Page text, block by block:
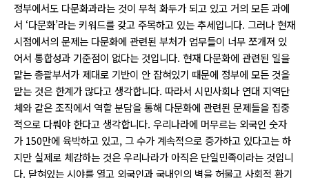
정부에서도 다문화과라는 것이 무척 화두가 되고 있고 거의 모든 과에
서 ‘다문화’라는 키워드를 갖고 주목하고 있는 추세입니다. 그러나 현재
시점에서의 문제는 다문화에 관련된 부처가 업무들이 너무 쪼개져 있
어서 통합성과 기준점이 없다는 것입니다. 현재 다문화에 관련된 일을
맡는 총괄부서가 제대로 기반이 안 잡혀있기 때문에 정부에 모든 것을
맡는 것은 한계가 많다고 생각합니다. 따라서 시민사회나 연대 지역단
체와 같은 조직에서 역할 분담을 통해 다문화에 관련된 문제들을 집중
적으로 다뤄야 한다고 생각합니다. 우리나라에 머무르는 외국인 숫자
가 150만에 육박하고 있고, 그 수가 계속적으로 증가하고 있다고는 하
지만 실제로 체감하는 것은 우리나라가 아직은 단일민족이라는 것입니
다. 닫혀있는 시야를 열고 외국인과 국내인의 벽을 허물고 사회적 환기